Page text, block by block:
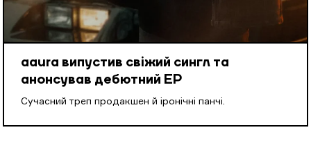
aaura випустив свіжий сингл та
анонсував дебютний EP
Cучасний треп продакшен й іронічні панчі.